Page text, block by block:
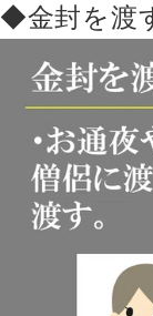
◆金封を渡